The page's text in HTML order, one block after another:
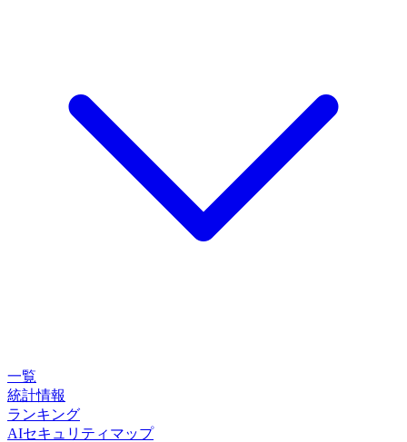
一覧
統計情報
ランキング
AIセキュリティマップ